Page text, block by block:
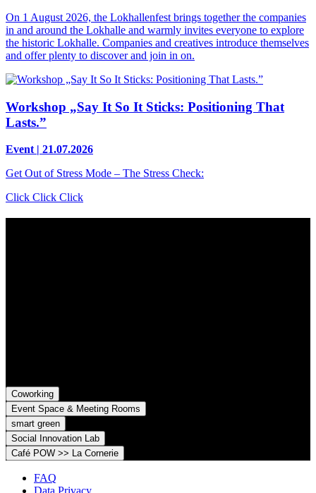
On 1 August 2026, the Lokhallenfest brings together the companies
in and around the Lokhalle and warmly invites everyone to explore
the historic Lokhalle. Companies and creatives introduce themselves
and offer plenty to discover and join in on.
Workshop „Say It So It Sticks: Positioning That
Lasts.”
Event | 21.07.2026
Get Out of Stress Mode – The Stress Check:
Click Click Click
Coworking
Event Space & Meeting Rooms
smart green
Social Innovation Lab
Café POW >> La Cornerie
FAQ